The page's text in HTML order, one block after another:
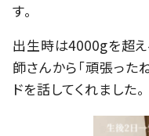
す。
出生時は4000gを超え
師さんから「頑張った
ドを話してくれました。